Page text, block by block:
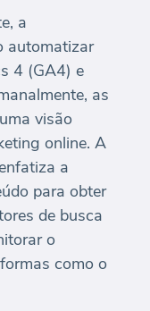
a
automatizar
4 (GA4) e
as
visão
online. A
a
para obter
de busca
o
como o